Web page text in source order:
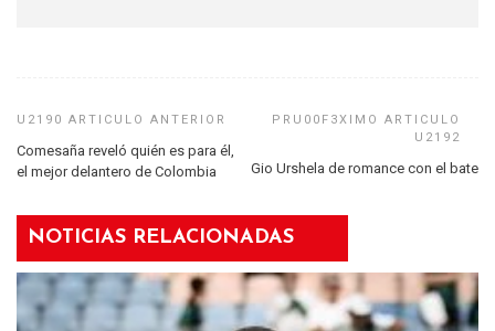
Comesaña reveló quién es para él,
el mejor delantero de Colombia
Gio Urshela de romance con el bate
NOTICIAS RELACIONADAS